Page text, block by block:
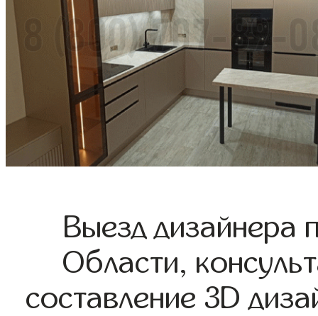
Выезд дизайнера
Области,
составление 3D